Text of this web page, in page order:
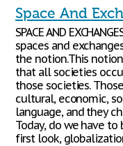
Space And
SPACE AND
spaces and
the notion.This
that all societies
those societies.
cultural, economic,
language, and they
Today, do we have
first look,